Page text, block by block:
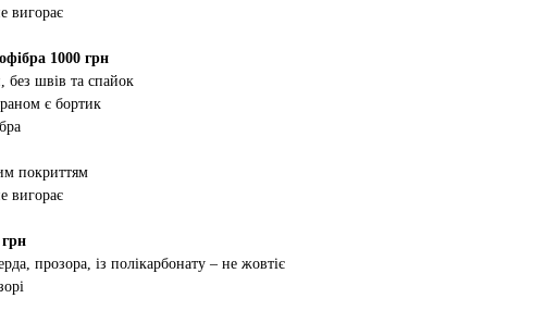
вигорає
1000 грн
без швів та спайок
є бортик
покриттям
вигорає
прозора, із полікарбонату – не жовтіє